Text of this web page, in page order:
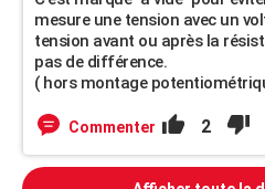
mesure une tension avec un
tension avant ou après la
pas de différence.
( hors montage
Commenter 2